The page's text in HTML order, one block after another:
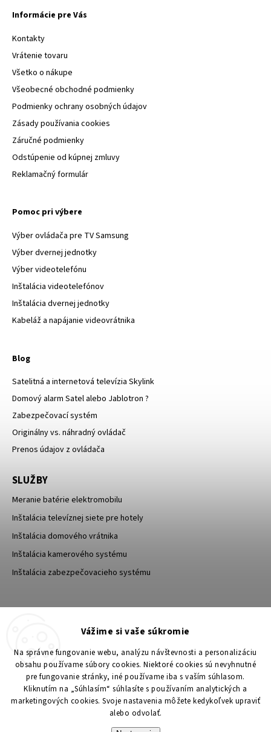
Vážime si vaše súkromie
Na správne fungovanie webu, analýzu návštevnosti a personalizáciu
obsahu používame súbory cookies. Niektoré cookies sú nevyhnutné
pre fungovanie stránky, iné používame iba s vaším súhlasom.
Kliknutím na „Súhlasím“ súhlasíte s používaním analytických a
marketingových cookies. Svoje nastavenia môžete kedykoľvek upraviť
alebo odvolať.
Informácie pre Vás
Kontakty
Vrátenie tovaru
Všetko o nákupe
Všeobecné obchodné podmienky
Podmienky ochrany osobných údajov
Zásady používania cookies
Záručné podmienky
Odstúpenie od kúpnej zmluvy
Reklamačný formulár
Pomoc pri výbere
Výber ovládača pre TV Samsung
Výber dvernej jednotky
Výber videotelefónu
Inštalácia videotelefónov
Inštalácia dvernej jednotky
Kabeláž a napájanie videovrátnika
Blog
Satelitná a internetová televízia Skylink
Domový alarm Satel alebo Jablotron ?
Zabezpečovací systém
Originálny vs. náhradný ovládač
Prenos údajov z ovládača
SLUŽBY
Meranie batérie elektromobilu
Inštalácia televíznej siete pre hotely
Inštalácia domového vrátnika
Inštalácia kamerového systému
Inštalácia zabezpečovacieho systému